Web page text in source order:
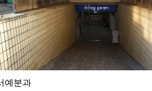
예분과